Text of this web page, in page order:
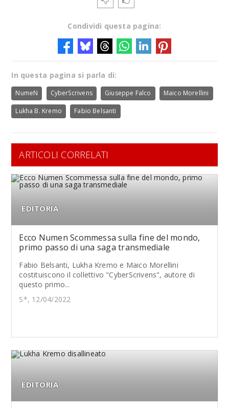
Condividi questa pagina:
In questa pagina si parla di:
NumeN CyberScrivens Giuseppe Falco Maico Morellini
Lukha B. Kremo Fabio Belsanti
ARTICOLI CORRELATI
EDITORIA
Ecco Numen Scommessa sulla fine del mondo,
primo passo di una saga transmediale
Fabio Belsanti, Lukha Kremo e Maico Morellini
costituiscono il collettivo "CyberScrivens", autore di
questo primo...
S*, 12/04/2022
EDITORIA